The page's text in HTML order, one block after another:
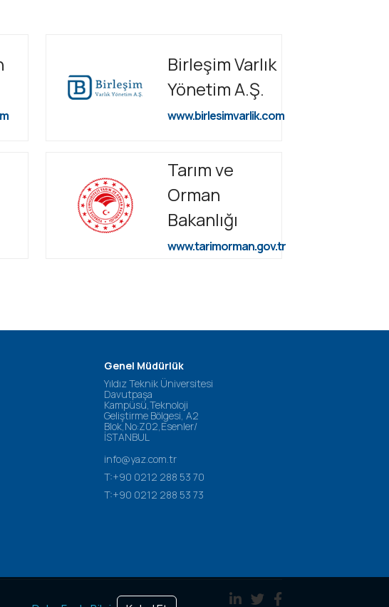
Birleşim Varlık
Yönetim A.Ş.
www.birlesimvarlik.com
Tarım ve
Orman
Bakanlığı
www.tarimorman.gov.tr
Genel Müdürlük
Yıldız Teknik Üniversitesi
Davutpaşa
Kampüsü,Teknoloji
Geliştirme Bölgesi, A2
Blok,No:Z02,Esenler/
İSTANBUL
info@yaz.com.tr
T:+90 0212 288 53 70
T:+90 0212 288 53 73